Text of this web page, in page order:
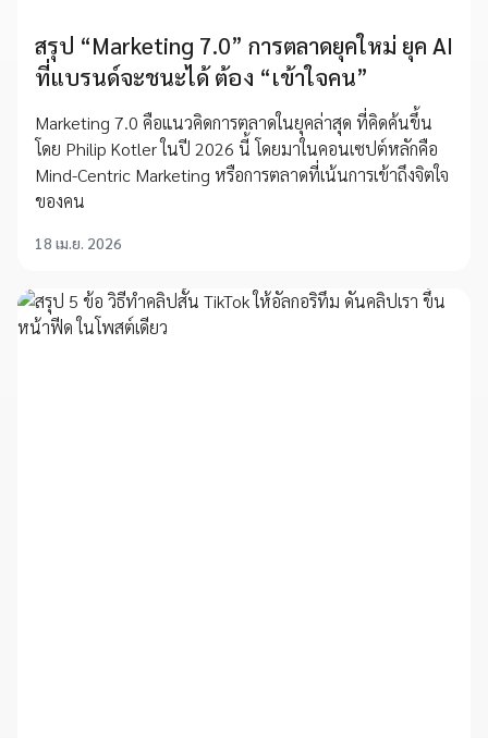
สรุป “Marketing 7.0” การตลาดยุคใหม่ ยุค AI
ที่แบรนด์จะชนะได้ ต้อง “เข้าใจคน”
Marketing 7.0 คือแนวคิดการตลาดในยุคล่าสุด ที่คิดค้นขึ้น
โดย Philip Kotler ในปี 2026 นี้ โดยมาในคอนเซปต์หลักคือ
Mind-Centric Marketing หรือการตลาดที่เน้นการเข้าถึงจิตใจ
ของคน
18 เม.ย. 2026